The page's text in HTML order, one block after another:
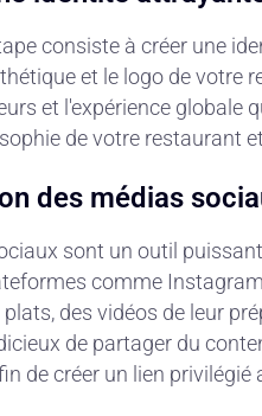
consiste à créer une
et le logo de votre
et l'expérience globale
de votre restaurant
des médias
sont un outil
comme
des vidéos de leur
de partager du
de créer un lien privilégié